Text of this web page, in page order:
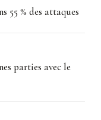
55 % des attaques
parties avec le